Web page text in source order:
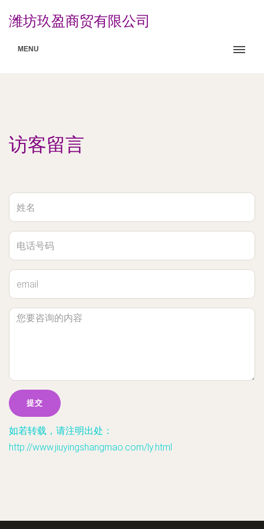
潍坊玖盈商贸有限公司
MENU
访客留言
如若转载，请注明出处：
http://www.jiuyingshangmao.com/ly.html